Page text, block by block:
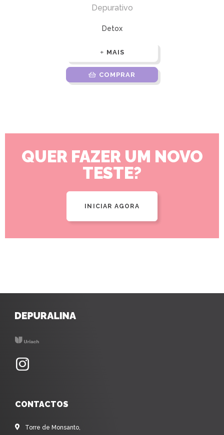
Depurativo
Detox
MAIS
COMPRAR
QUER FAZER UM NOVO
TESTE?
INICIAR AGORA
CONTACTOS
Torre de Monsanto,